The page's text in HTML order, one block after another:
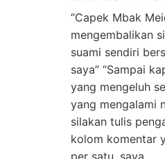
“Capek Mbak
mengembalikan
suami sendiri
saya” “Sampai
yang mengeluh
yang mengalami
silakan tulis
kolom komentar
per satu, saya …